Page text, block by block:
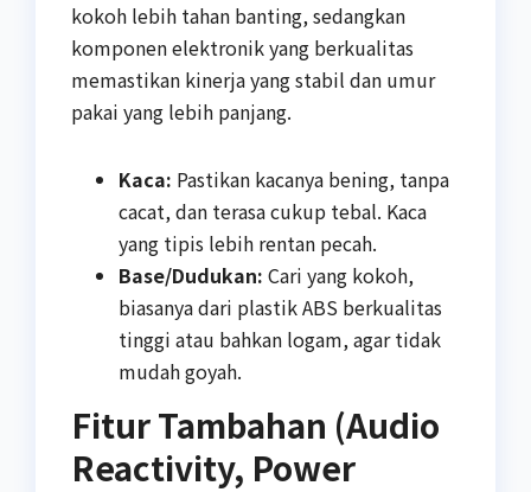
kokoh lebih tahan banting, sedangkan
komponen elektronik yang berkualitas
memastikan kinerja yang stabil dan umur
pakai yang lebih panjang.
Kaca: Pastikan kacanya bening, tanpa
cacat, dan terasa cukup tebal. Kaca
yang tipis lebih rentan pecah.
Base/Dudukan: Cari yang kokoh,
biasanya dari plastik ABS berkualitas
tinggi atau bahkan logam, agar tidak
mudah goyah.
Fitur Tambahan (Audio
Reactivity, Power